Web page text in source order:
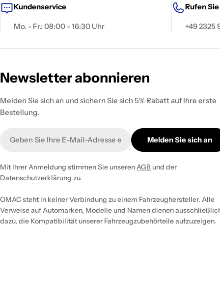
Kundenservice
Mo. - Fr.: 08:00 - 16:30 Uhr
Rufen
+49 2325
Newsletter abonnieren
Melden Sie sich an und sichern Sie sich 5% Rabatt auf Ihre erste
Bestellung.
Mail
Melden Sie sich an
Mit Ihrer Anmeldung stimmen Sie unserenAGB und der
Datenschutzerklärung zu.
OMAC steht in keiner Verbindung zu einem Fahrzeughersteller. Alle
Verweise auf Automarken, Modelle und Namen dienen
dazu, die Kompatibilität unserer Fahrzeugzubehörteile aufzuzeigen.